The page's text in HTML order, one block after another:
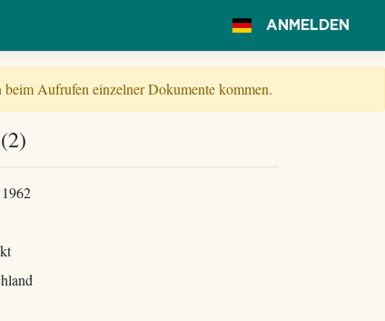
ANMELDEN
Aufrufen einzelner Dokumente kommen.